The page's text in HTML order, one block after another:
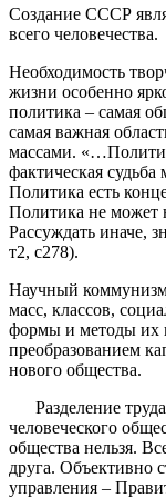
Создание СССР
всего человечества.
Необходимость
жизни особенно
политика – самая
самая важная
массами.
фактическая
Политика есть
Политика не может
Рассуждать иначе,
т2, с278).
Научный коммунизм
масс, классов,
формы и методы их
преобразованием
нового общества.
Разделение
человеческого
общества нельзя.
друга. Объективно
управления –